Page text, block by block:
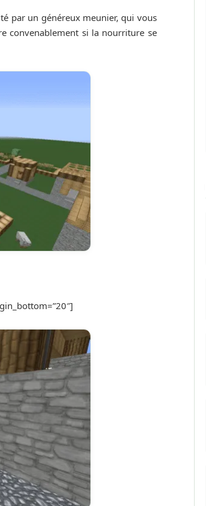
par un généreux meunier, qui vous
convenablement si la nourriture se